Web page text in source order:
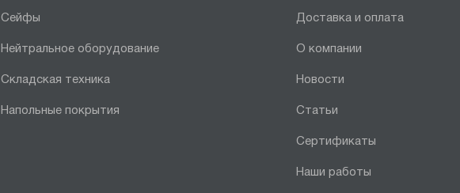
Сейфы
Нейтральное оборудование
Складская техника
Напольные покрытия
Доставка и оплата
О компании
Новости
Статьи
Сертификаты
Наши работы